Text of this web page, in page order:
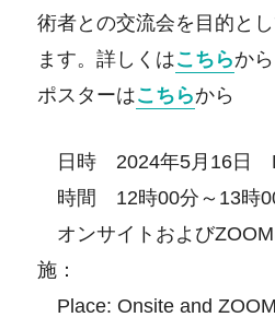
術者との交流会を目的と
ます。詳しくはこちらから
ポスターはこちらから
日時 2024年5月16日
時間 12時00分～13時
オンサイトおよび
施：
Place: Onsite and